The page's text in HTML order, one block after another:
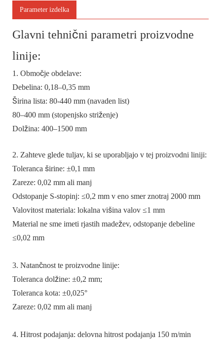
Parameter izdelka
Glavni tehnični parametri proizvodne
linije:
1. Območje obdelave:
Debelina: 0,18–0,35 mm
Širina lista: 80-440 mm (navaden list)
80–400 mm (stopenjsko striženje)
Dolžina: 400–1500 mm
2. Zahteve glede tuljav, ki se uporabljajo v tej proizvodni liniji:
Toleranca širine: ±0,1 mm
Zareze: 0,02 mm ali manj
Odstopanje S-stopinj: ≤0,2 mm v eno smer znotraj 2000 mm
Valovitost materiala: lokalna višina valov ≤1 mm
Material ne sme imeti rjastih madežev, odstopanje debeline
≤0,02 mm
3. Natančnost te proizvodne linije:
Toleranca dolžine: ±0,2 mm;
Toleranca kota: ±0,025°
Zareze: 0,02 mm ali manj
4. Hitrost podajanja: delovna hitrost podajanja 150 m/min